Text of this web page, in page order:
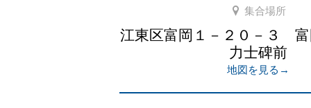
集合場所
江東区富岡１－２０－３
力士碑前
地図を見る→